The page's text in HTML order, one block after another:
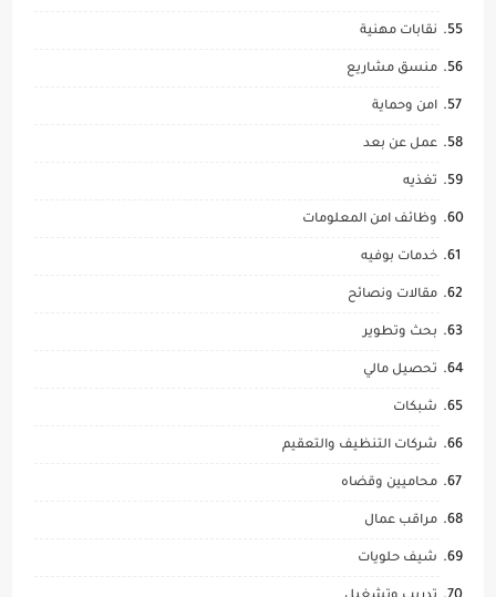
نقابات مهنية
منسق مشاريع
امن وحماية
عمل عن بعد
تغذيه
وظائف امن المعلومات
خدمات بوفيه
مقالات ونصائح
بحث وتطوير
تحصيل مالي
شبكات
شركات التنظيف والتعقيم
محاميين وقضاه
مراقب عمال
شيف حلويات